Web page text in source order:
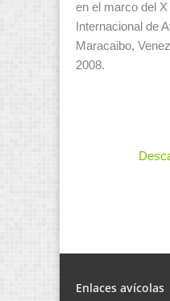
en el marco del
Internacional de
Maracaibo,
2008.
Enlaces avícolas